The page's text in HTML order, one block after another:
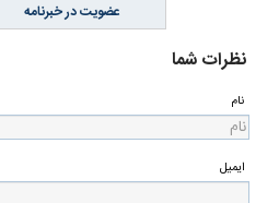
عضویت در خبرنامه
نظرات شما
نام
ایمیل